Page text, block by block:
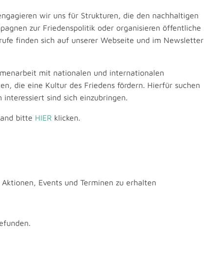
wir uns für Strukturen, die den nachhaltigen
zur Friedenspolitik oder organisieren öffentliche
finden sich auf unserer Webseite und im Newsletter
mit nationalen und internationalen
die eine Kultur des Friedens fördern. Hierfür suchen
sind sich einzubringen.
bitte HIER klicken.
Events und Terminen zu erhalten